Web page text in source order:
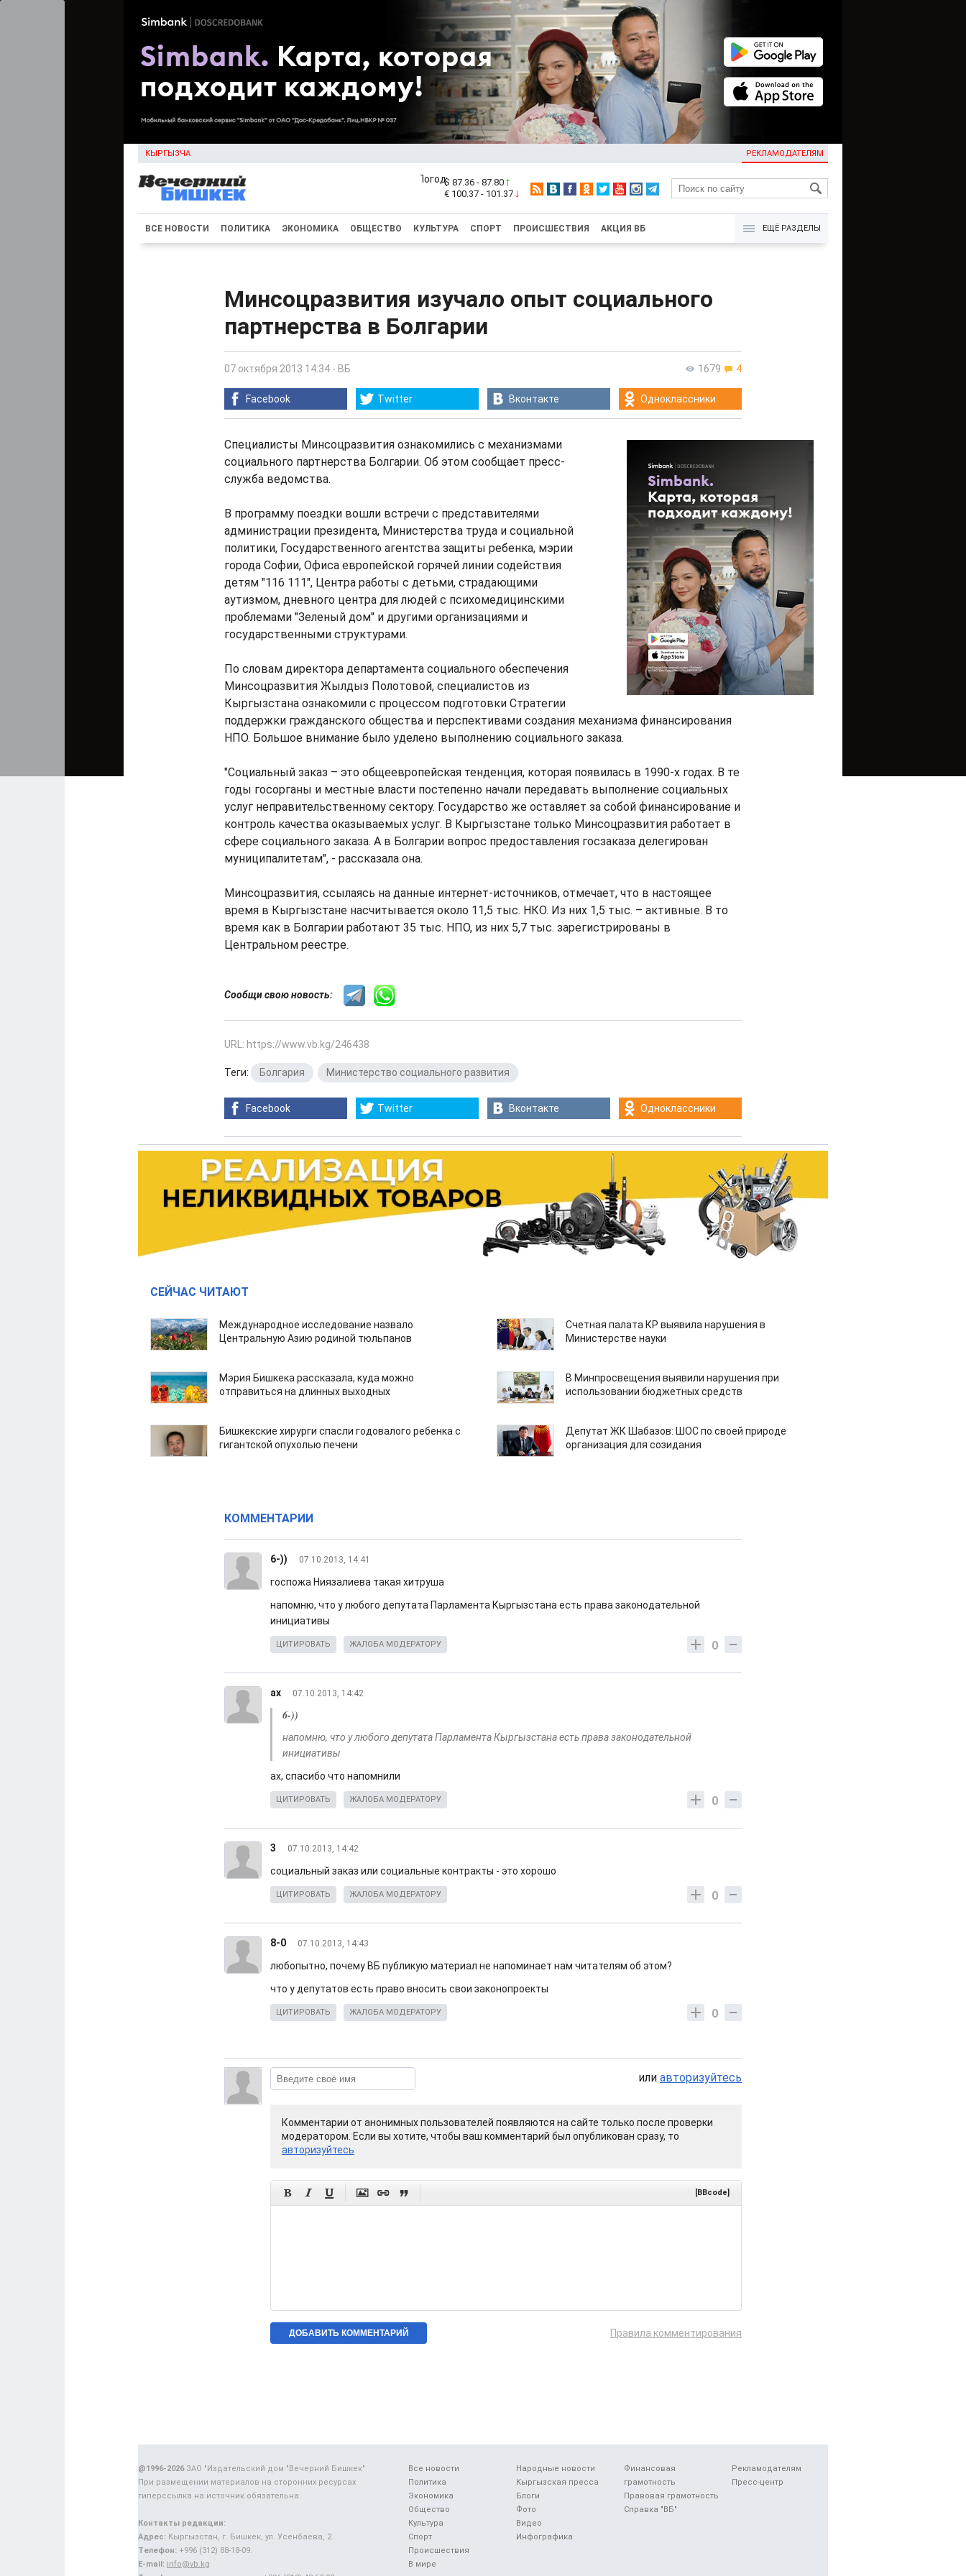
КЫРГЫЗЧА РЕКЛАМОДАТЕЛЯМ
KG
$ 87.36 - 87.80
€ 100.37 - 101.37
ВСЕ НОВОСТИ ПОЛИТИКА ЭКОНОМИКА ОБЩЕСТВО КУЛЬТУРА СПОРТ ПРОИСШЕСТВИЯ АКЦИЯ ВБ ЕЩЁ РАЗДЕЛЫ
Минсоцразвития изучало опыт социального
партнерства в Болгарии
1679 4
07 октября 2013 14:34 - ВБ
Facebook Twitter Вконтакте Одноклассники
Специалисты Минсоцразвития ознакомились с механизмами
социального партнерства Болгарии. Об этом сообщает пресс-
служба ведомства.
В программу поездки вошли встречи с представителями
администрации президента, Министерства труда и социальной
политики, Государственного агентства защиты ребенка, мэрии
города Софии, Офиса европейской горячей линии содействия
детям "116 111", Центра работы с детьми, страдающими
аутизмом, дневного центра для людей с психомедицинскими
проблемами "Зеленый дом" и другими организациями и
государственными структурами.
По словам директора департамента социального обеспечения
Минсоцразвития Жылдыз Полотовой, специалистов из
Кыргызстана ознакомили с процессом подготовки Стратегии
поддержки гражданского общества и перспективами создания механизма финансирования
НПО. Большое внимание было уделено выполнению социального заказа.
"Социальный заказ – это общеевропейская тенденция, которая появилась в 1990-х годах. В те
годы госорганы и местные власти постепенно начали передавать выполнение социальных
услуг неправительственному сектору. Государство же оставляет за собой финансирование и
контроль качества оказываемых услуг. В Кыргызстане только Минсоцразвития работает в
сфере социального заказа. А в Болгарии вопрос предоставления госзаказа делегирован
муниципалитетам", - рассказала она.
Минсоцразвития, ссылаясь на данные интернет-источников, отмечает, что в настоящее
время в Кыргызстане насчитывается около 11,5 тыс. НКО. Из них 1,5 тыс. – активные. В то
время как в Болгарии работают 35 тыс. НПО, из них 5,7 тыс. зарегистрированы в
Центральном реестре.
Сообщи свою новость:
URL: https://www.vb.kg/246438
Теги: Болгария Министерство социального развития
Facebook Twitter Вконтакте Одноклассники
СЕЙЧАС ЧИТАЮТ
Международное исследование назвало
Центральную Азию родиной тюльпанов
Счетная палата КР выявила нарушения в
Министерстве науки
Мэрия Бишкека рассказала, куда можно
отправиться на длинных выходных
В Минпросвещения выявили нарушения при
использовании бюджетных средств
Бишкекские хирурги спасли годовалого ребенка с
гигантской опухолью печени
Депутат ЖК Шабазов: ШОС по своей природе
организация для созидания
КОММЕНТАРИИ
6-)) 07.10.2013, 14:41
госпожа Ниязалиева такая хитруша
напомню, что у любого депутата Парламента Кыргызстана есть права законодательной
инициативы
0
ЦИТИРОВАТЬ ЖАЛОБА МОДЕРАТОРУ
ах 07.10.2013, 14:42
6-))
напомню, что у любого депутата Парламента Кыргызстана есть права законодательной
инициативы
ах, спасибо что напомнили
0
ЦИТИРОВАТЬ ЖАЛОБА МОДЕРАТОРУ
3 07.10.2013, 14:42
социальный заказ или социальные контракты - это хорошо
0
ЦИТИРОВАТЬ ЖАЛОБА МОДЕРАТОРУ
8-0 07.10.2013, 14:43
любопытно, почему ВБ публикую материал не напоминает нам читателям об этом?
что у депутатов есть право вносить свои законопроекты
0
ЦИТИРОВАТЬ ЖАЛОБА МОДЕРАТОРУ
или авторизуйтесь
Комментарии от анонимных пользователей появляются на сайте только после проверки
модератором. Если вы хотите, чтобы ваш комментарий был опубликован сразу, то
авторизуйтесь
      [BBcode]
Правила комментирования
Все новости
Политика
Экономика
Общество
Культура
Спорт
Происшествия
В мире
Народные новости
Кыргызская пресса
Блоги
Фото
Видео
Инфографика
Финансовая
грамотность
Правовая грамотность
Справка "ВБ"
Рекламодателям
Пресс-центр
@1996-2026ЗАО "Издательский дом "Вечерний Бишкек"
При размещении материалов на сторонних ресурсах
гиперссылка на источник обязательна.
Контакты редакции:
Адрес: Кыргызстан, г. Бишкек, ул. Усенбаева, 2.
Телефон: +996 (312) 88-18-09.
E-mail: info@vb.kg